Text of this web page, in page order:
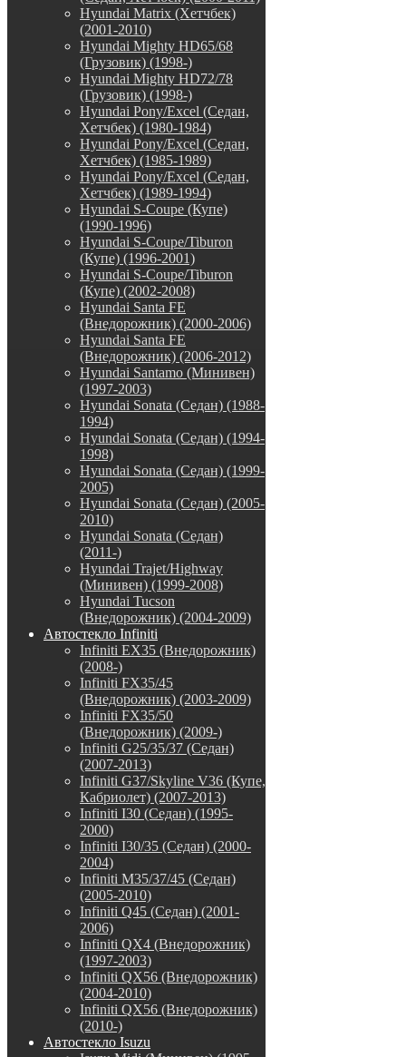
Hyundai Matrix (Хетчбек)
(2001-2010)
Hyundai Mighty HD65/68
(Грузовик) (1998-)
Hyundai Mighty HD72/78
(Грузовик) (1998-)
Hyundai Pony/Excel (Седан,
Хетчбек) (1980-1984)
Hyundai Pony/Excel (Седан,
Хетчбек) (1985-1989)
Hyundai Pony/Excel (Седан,
Хетчбек) (1989-1994)
Hyundai S-Coupe (Купе)
(1990-1996)
Hyundai S-Coupe/Tiburon
(Купе) (1996-2001)
Hyundai S-Coupe/Tiburon
(Купе) (2002-2008)
Hyundai Santa FE
(Внедорожник) (2000-2006)
Hyundai Santa FE
(Внедорожник) (2006-2012)
Hyundai Santamo (Минивен)
(1997-2003)
Hyundai Sonata (Седан) (1988-
1994)
Hyundai Sonata (Седан) (1994-
1998)
Hyundai Sonata (Седан) (1999-
2005)
Hyundai Sonata (Седан) (2005-
2010)
Hyundai Sonata (Седан)
(2011-)
Hyundai Trajet/Highway
(Минивен) (1999-2008)
Hyundai Tucson
(Внедорожник) (2004-2009)
Автостекло Infiniti
Infiniti EX35 (Внедорожник)
(2008-)
Infiniti FX35/45
(Внедорожник) (2003-2009)
Infiniti FX35/50
(Внедорожник) (2009-)
Infiniti G25/35/37 (Седан)
(2007-2013)
Infiniti G37/Skyline V36 (Купе,
Кабриолет) (2007-2013)
Infiniti I30 (Седан) (1995-
2000)
Infiniti I30/35 (Седан) (2000-
2004)
Infiniti M35/37/45 (Седан)
(2005-2010)
Infiniti Q45 (Седан) (2001-
2006)
Infiniti QX4 (Внедорожник)
(1997-2003)
Infiniti QX56 (Внедорожник)
(2004-2010)
Infiniti QX56 (Внедорожник)
(2010-)
Автостекло Isuzu